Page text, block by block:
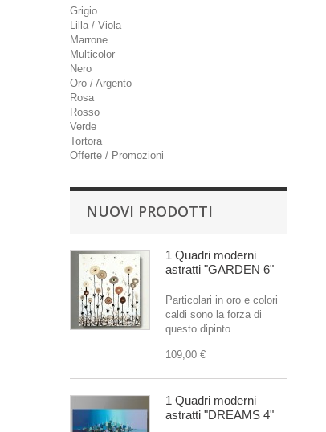
Grigio
Lilla / Viola
Marrone
Multicolor
Nero
Oro / Argento
Rosa
Rosso
Verde
Tortora
Offerte / Promozioni
NUOVI PRODOTTI
1 Quadri moderni
astratti "GARDEN 6"
Particolari in oro e colori
caldi sono la forza di
questo dipinto.......
109,00 €
1 Quadri moderni
astratti "DREAMS 4"